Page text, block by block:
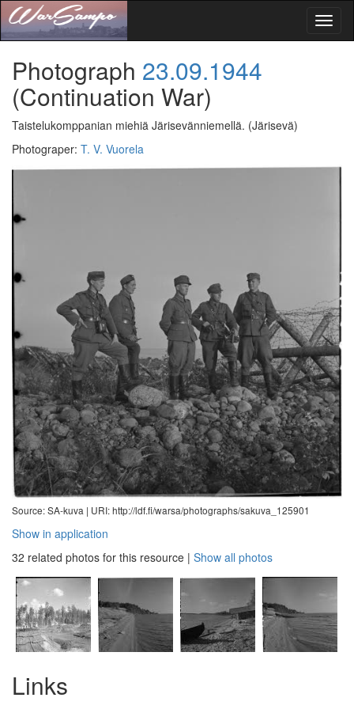
Photograph 23.09.1944
(Continuation War)
Taistelukomppanian miehiä Järisevänniemellä. (Järisevä)
Photograper: T. V. Vuorela
Source: SA-kuva | URI: http://ldf.fi/warsa/photographs/sakuva_125901
Show in application
32 related photos for this resource | Show all photos
Links